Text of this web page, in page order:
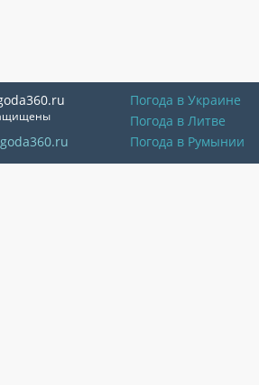
Погода в Украине
Погода в Литве
Погода в Румынии